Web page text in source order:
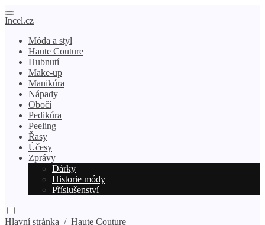
Incel.cz
Móda a styl
Haute Couture
Hubnutí
Make-up
Manikúra
Nápady
Obočí
Pedikúra
Peeling
Řasy
Účesy
Zprávy
Dárky
Historie módy
Příslušenství
Hlavní stránka / Haute Couture